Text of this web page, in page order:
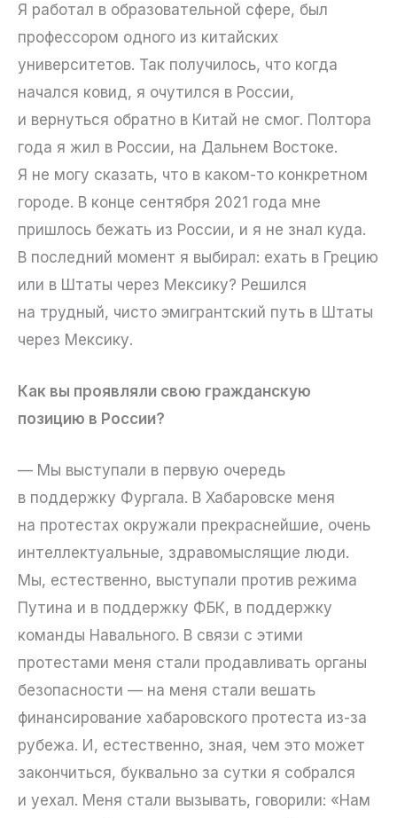
Я работал в образовательной сфере, был
профессором одного из китайских
университетов. Так получилось, что когда
начался ковид, я очутился в России,
и вернуться обратно в Китай не смог. Полтора
года я жил в России, на Дальнем Востоке.
Я не могу сказать, что в каком-то конкретном
городе. В конце сентября 2021 года мне
пришлось бежать из России, и я не знал куда.
В последний момент я выбирал: ехать в Грецию
или в Штаты через Мексику? Решился
на трудный, чисто эмигрантский путь в Штаты
через Мексику.
Как вы проявляли свою гражданскую
позицию в России?
— Мы выступали в первую очередь
в поддержку Фургала. В Хабаровске меня
на протестах окружали прекраснейшие, очень
интеллектуальные, здравомыслящие люди.
Мы, естественно, выступали против режима
Путина и в поддержку ФБК, в поддержку
команды Навального. В связи с этими
протестами меня стали продавливать органы
безопасности — на меня стали вешать
финансирование хабаровского протеста из-за
рубежа. И, естественно, зная, чем это может
закончиться, буквально за сутки я собрался
и уехал. Меня стали вызывать, говорили: «Нам